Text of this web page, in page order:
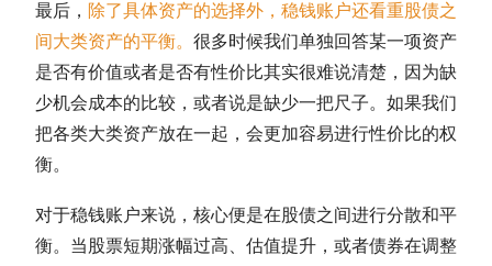
最后， 除了具体资产的选择外，稳钱账户还看重股债之
间大类资产的平衡。 很多时候我们单独回答某一项资产
是否有价值或者是否有性价比其实很难说清楚，因为缺
少机会成本的比较，或者说是缺少一把尺子。如果我们
把各类大类资产放在一起，会更加容易进行性价比的权
衡。
对于稳钱账户来说，核心便是在股债之间进行分散和平
衡。当股票短期涨幅过高、 估值提升，或者债券在调整